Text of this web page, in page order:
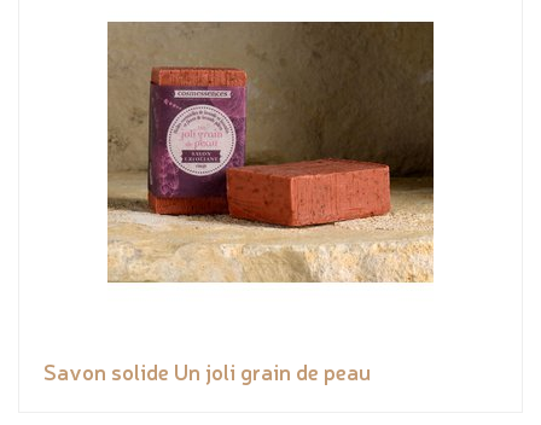
Savon solide Un joli grain de peau